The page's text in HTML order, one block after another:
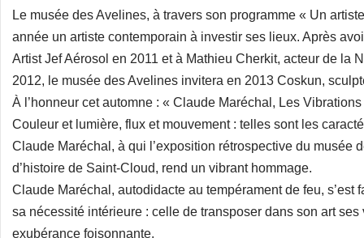
Le musée des Avelines, à travers son programme « Un
année un artiste contemporain à investir ses lieux. Après
Artist Jef Aérosol en 2011 et à Mathieu Cherkit, acteur de la
2012, le musée des Avelines invitera en 2013 Coskun,
À l’honneur cet automne : « Claude Maréchal, Les
Couleur et lumière, flux et mouvement : telles sont les
Claude Maréchal, à qui l’exposition rétrospective du musée
d’histoire de Saint-Cloud, rend un vibrant hommage.
Claude Maréchal, autodidacte au tempérament de feu, s’est
sa nécessité intérieure : celle de transposer dans son art
exubérance foisonnante.